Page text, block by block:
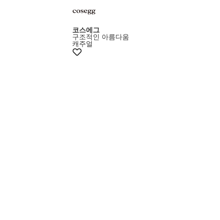
코스에그
구조적인 아름다움
캐주얼